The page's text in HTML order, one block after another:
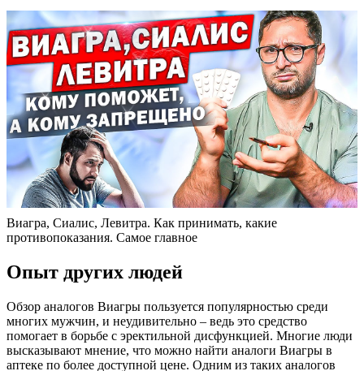
Виагра, Сиалис, Левитра. Как принимать, какие
противопоказания. Самое главное
Опыт других людей
Обзор аналогов Виагры пользуется популярностью среди
многих мужчин, и неудивительно – ведь это средство
помогает в борьбе с эректильной дисфункцией. Многие люди
высказывают мнение, что можно найти аналоги Виагры в
аптеке по более доступной цене. Одним из таких аналогов